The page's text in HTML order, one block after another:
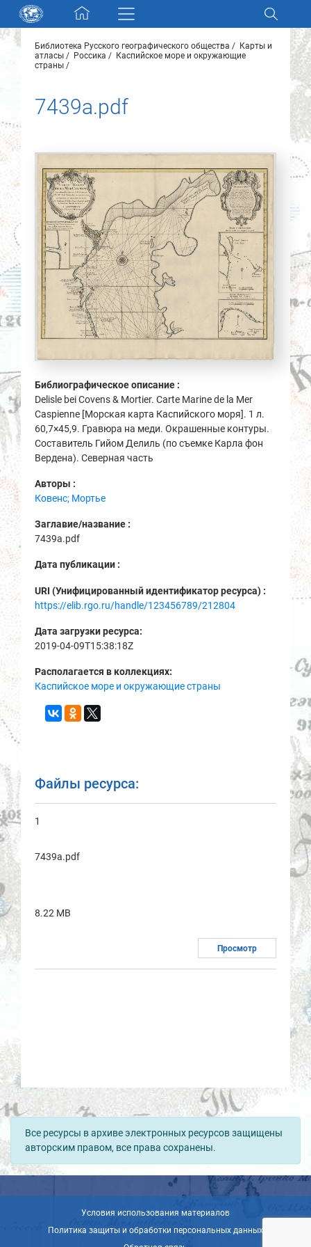
Skip navigation
Разделы и коллекции
Новости
О нас
Контакты
Партнеры
Найти
Библиотека Русского географического общества
Карты и
атласы
Россика
Каспийское море и окружающие
страны
7439a.pdf
Библиографическое описание :
Delisle bei Covens & Mortier. Carte Marine de la Mer
Caspienne [Морская карта Каспийского моря]. 1 л.
60,7×45,9. Гравюра на меди. Окрашенные контуры.
Составитель Гийом Делиль (по съемке Карла фон
Вердена). Северная часть
Авторы :
Ковенс; Мортье
Заглавие/название :
7439a.pdf
Дата публикации :
URI (Унифицированный идентификатор ресурса) :
https://elib.rgo.ru/handle/123456789/212804
Дата загрузки ресурса:
2019-04-09T15:38:18Z
Располагается в коллекциях:
Каспийское море и окружающие страны
Файлы ресурса:
1
7439a.pdf
8.22 MB
Просмотр
Все ресурсы в архиве электронных ресурсов защищены
авторским правом, все права сохранены.
Условия использования материалов
Политика защиты и обработки персональных данных